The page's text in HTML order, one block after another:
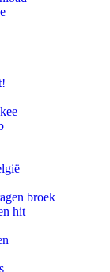
broek
hit